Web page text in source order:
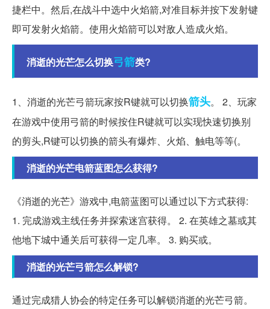
捷栏中。然后,在战斗中选中火焰箭,对准目标并按下发射键
即可发射火焰箭。使用火焰箭可以对敌人造成火焰。
消逝的光芒怎么切换弓箭类?
1、消逝的光芒弓箭玩家按R键就可以切换箭头。 2、玩家
在游戏中使用弓箭的时候按住R键就可以实现快速切换别
的剪头,R键可以切换的箭头有爆炸、火焰、触电等等(。
消逝的光芒电箭蓝图怎么获得?
《消逝的光芒》游戏中,电箭蓝图可以通过以下方式获得:
1. 完成游戏主线任务并探索迷宫获得。 2. 在英雄之墓或其
他地下城中通关后可获得一定几率。 3. 购买或。
消逝的光芒弓箭怎么解锁?
通过完成猎人协会的特定任务可以解锁消逝的光芒弓箭。